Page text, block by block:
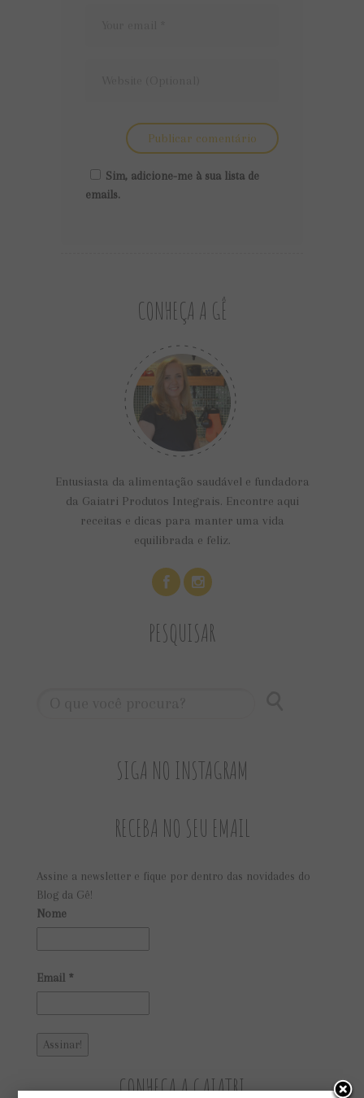
Sim, adicione-me à sua lista de
emails.
CONHEÇA A GÊ
Entusiasta da alimentação saudável e fundadora
da Gaiatri Produtos Integrais. Encontre aqui
receitas e dicas para manter uma vida
equilibrada e feliz.
PESQUISAR
SIGA NO INSTAGRAM
RECEBA NO SEU EMAIL
Assine a newsletter e fique por dentro das novidades do
Blog da Gê!
Nome
Email *
CONHEÇA A GAIATRI